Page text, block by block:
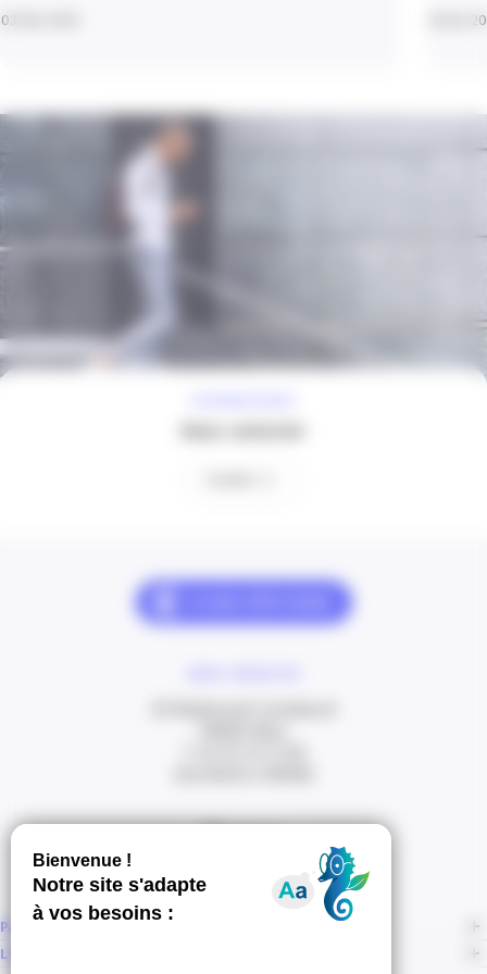
03 Mar 2026 28 Avr
PAGES
LIENS CONNEXES